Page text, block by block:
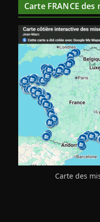
Carte FRANCE des
Carte des